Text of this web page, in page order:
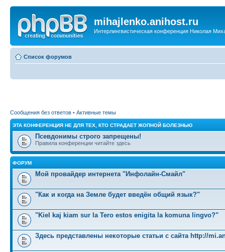
mihajlenko.anihost.ru
Интерлингвистическая конференция Николая
Список форумов
Сообщения без ответов • Активные темы
ЭТА КОНФЕРЕНЦИЯ НЕ ДЛЯ ТЕХ, КТО СТРАДАЕТ ЖОПНОЙ БОЛЕЗНЬЮ
Псевдонимы строго запрещены!
Правила конференции читайте здесь
ФОРУМ
Мой провайдер интернета "Инфолайн-Смайл"
"Как и когда на Земле будет введён общий язык?"
"Kiel kaj kiam sur la Tero estos enigita la komuna lingvo?"
Здесь представлены некоторые статьи с сайта http://